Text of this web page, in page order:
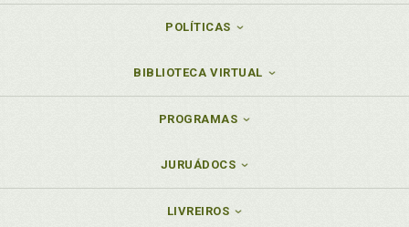
POLÍTICAS
BIBLIOTECA VIRTUAL
PROGRAMAS
JURUÁDOCS
LIVREIROS